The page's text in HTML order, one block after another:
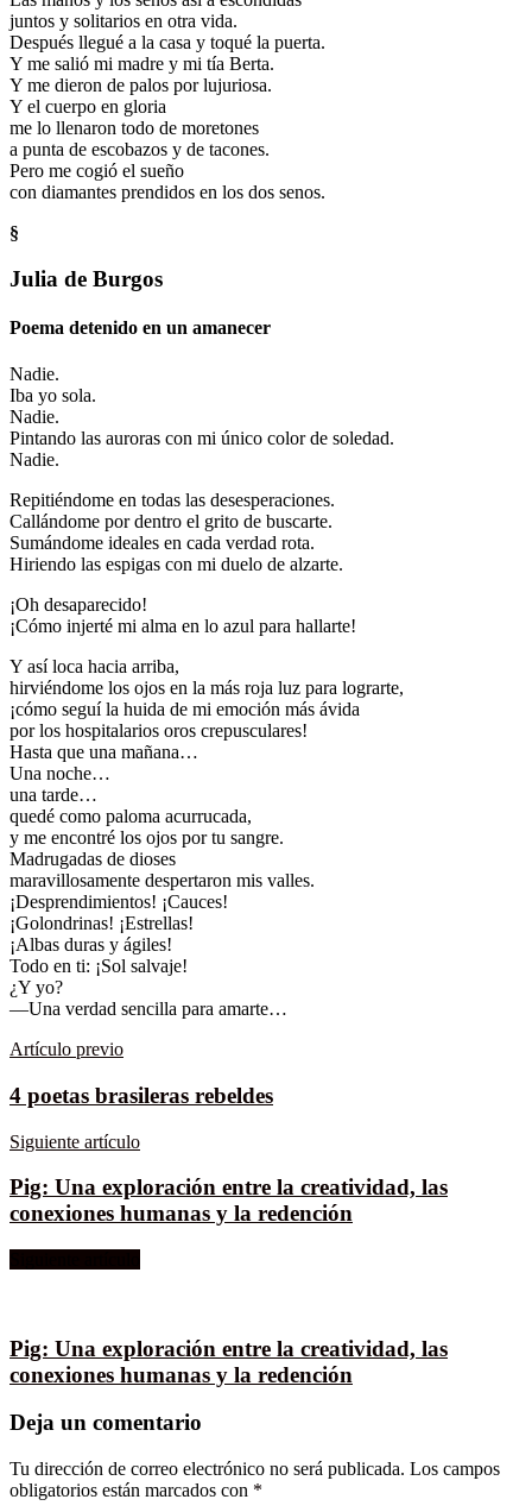
juntos y solitarios en otra vida.
Después llegué a la casa y toqué la puerta.
Y me salió mi madre y mi tía Berta.
Y me dieron de palos por lujuriosa.
Y el cuerpo en gloria
me lo llenaron todo de moretones
a punta de escobazos y de tacones.
Pero me cogió el sueño
con diamantes prendidos en los dos senos.
§
Julia de Burgos
Poema detenido en un amanecer
Nadie.
Iba yo sola.
Nadie.
Pintando las auroras con mi único color de soledad.
Nadie.
Repitiéndome en todas las desesperaciones.
Callándome por dentro el grito de buscarte.
Sumándome ideales en cada verdad rota.
Hiriendo las espigas con mi duelo de alzarte.
¡Oh desaparecido!
¡Cómo injerté mi alma en lo azul para hallarte!
Y así loca hacia arriba,
hirviéndome los ojos en la más roja luz para lograrte,
¡cómo seguí la huida de mi emoción más ávida
por los hospitalarios oros crepusculares!
Hasta que una mañana…
Una noche…
una tarde…
quedé como paloma acurrucada,
y me encontré los ojos por tu sangre.
Madrugadas de dioses
maravillosamente despertaron mis valles.
¡Desprendimientos! ¡Cauces!
¡Golondrinas! ¡Estrellas!
¡Albas duras y ágiles!
Todo en ti: ¡Sol salvaje!
¿Y yo?
—Una verdad sencilla para amarte…
Artículo previo
4 poetas brasileras rebeldes
Siguiente artículo
Pig: Una exploración entre la creatividad, las
conexiones humanas y la redención
Pig: Una exploración entre la creatividad, las
conexiones humanas y la redención
Deja un comentario
Tu dirección de correo electrónico no será publicada. Los campos
obligatorios están marcados con *